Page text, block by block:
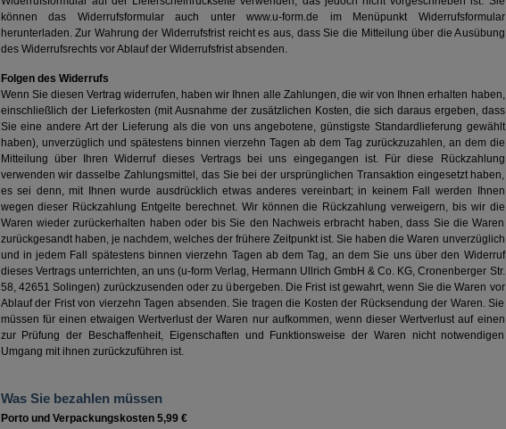
können das Widerrufsformular auch unter www.u-form.de im Menüpunkt Widerrufsformular
herunterladen. Zur Wahrung der Widerrufsfrist reicht es aus, dass Sie die Mitteilung über die Ausübung
des Widerrufsrechts vor Ablauf der Widerrufsfrist absenden.
Folgen des Widerrufs
Wenn Sie diesen Vertrag widerrufen, haben wir Ihnen alle Zahlungen, die wir von Ihnen erhalten haben,
einschließlich der Lieferkosten (mit Ausnahme der zusätzlichen Kosten, die sich daraus ergeben, dass
Sie eine andere Art der Lieferung als die von uns angebotene, günstigste Standardlieferung gewählt
haben), unverzüglich und spätestens binnen vierzehn Tagen ab dem Tag zurückzuzahlen, an dem die
Mitteilung über Ihren Widerruf dieses Vertrags bei uns eingegangen ist. Für diese Rückzahlung
verwenden wir dasselbe Zahlungsmittel, das Sie bei der ursprünglichen Transaktion eingesetzt haben,
es sei denn, mit Ihnen wurde ausdrücklich etwas anderes vereinbart; in keinem Fall werden Ihnen
wegen dieser Rückzahlung Entgelte berechnet. Wir können die Rückzahlung verweigern, bis wir die
Waren wieder zurückerhalten haben oder bis Sie den Nachweis erbracht haben, dass Sie die Waren
zurückgesandt haben, je nachdem, welches der frühere Zeitpunkt ist. Sie haben die Waren unverzüglich
und in jedem Fall spätestens binnen vierzehn Tagen ab dem Tag, an dem Sie uns über den Widerruf
dieses Vertrags unterrichten, an uns (u-form Verlag, Hermann Ullrich GmbH & Co. KG, Cronenberger Str.
58, 42651 Solingen) zurückzusenden oder zu übergeben. Die Frist ist gewahrt, wenn Sie die Waren vor
Ablauf der Frist von vierzehn Tagen absenden. Sie tragen die Kosten der Rücksendung der Waren. Sie
müssen für einen etwaigen Wertverlust der Waren nur aufkommen, wenn dieser Wertverlust auf einen
zur Prüfung der Beschaffenheit, Eigenschaften und Funktionsweise der Waren nicht notwendigen
Umgang mit ihnen zurückzuführen ist.
Was Sie bezahlen müssen
Porto und Verpackungskosten 5,99 €